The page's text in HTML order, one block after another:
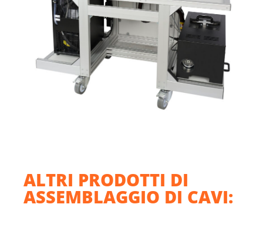
ALTRI PRODOTTI DI
ASSEMBLAGGIO DI CAVI: